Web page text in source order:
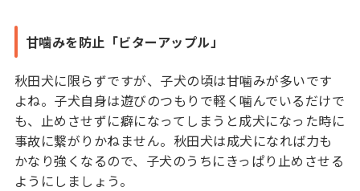
甘噛みを防止「ビターアップル」
秋田犬に限らずですが、子犬の頃は甘噛みが多いです
よね。子犬自身は遊びのつもりで軽く噛んでいるだけで
も、止めさせずに癖になってしまうと成犬になった時に
事故に繋がりかねません。秋田犬は成犬になれば力も
かなり強くなるので、子犬のうちにきっぱり止めさせる
ようにしましょう。